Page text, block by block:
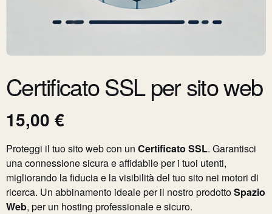
Certificato SSL per sito web
15,00 €
Proteggi il tuo sito web con un Certificato SSL. Garantisci
una connessione sicura e affidabile per i tuoi utenti,
migliorando la fiducia e la visibilità del tuo sito nei motori di
ricerca. Un abbinamento ideale per il nostro prodottoSpazio
Web, per un hosting professionale e sicuro.